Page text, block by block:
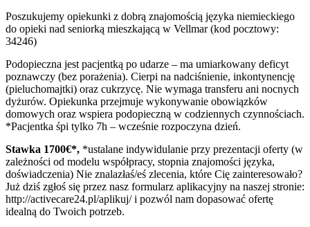
Poszukujemy opiekunki z dobrą znajomością języka niemieckiego
do opieki nad seniorką mieszkającą w Vellmar (kod pocztowy:
34246)
Podopieczna jest pacjentką po udarze – ma umiarkowany deficyt
poznawczy (bez porażenia). Cierpi na nadciśnienie, inkontynencję
(pieluchomajtki) oraz cukrzycę. Nie wymaga transferu ani nocnych
dyżurów. Opiekunka przejmuje wykonywanie obowiązków
domowych oraz wspiera podopieczną w codziennych czynnościach.
*Pacjentka śpi tylko 7h – wcześnie rozpoczyna dzień.
Stawka 1700€*, *ustalane indywidulanie przy prezentacji oferty (w
zależności od modelu współpracy, stopnia znajomości języka,
doświadczenia) Nie znalazłaś/eś zlecenia, które Cię zainteresowało?
Już dziś zgłoś się przez nasz formularz aplikacyjny na naszej stronie:
http://activecare24.pl/aplikuj/ i pozwól nam dopasować ofertę
idealną do Twoich potrzeb.